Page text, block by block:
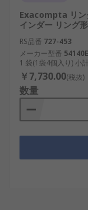
Exacompta リン
インダー リング
RS品番 727-453
メーカー型番 54140E
1 袋(1袋4個入り) 小
￥7,730.00(税抜)
数量